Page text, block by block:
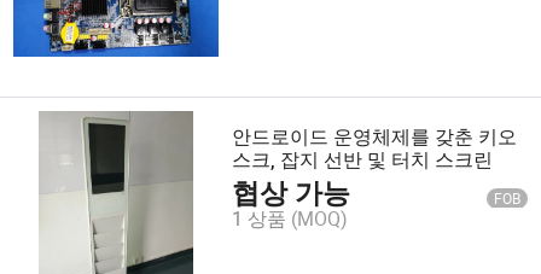
안드로이드 운영체제를 갖춘 키오
스크, 잡지 선반 및 터치 스크린
협상 가능 FOB
1 상품 (MOQ)